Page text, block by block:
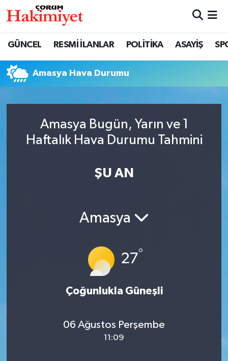
GÜNCEL RESMİ İLANLAR POLİTİKA ASAYİŞ
Amasya Hava Durumu
Amasya Bugün, Yarın ve 1
Haftalık Hava Durumu Tahmini
ŞU AN
Amasya
27°
Çoğunlukla Güneşli
06 Ağustos Perşembe
11:09
EKONOMİ
TEKNOLOJİ
Nöbetçi Eczaneler
Süper Lig Puan Durumu ve Fikstür